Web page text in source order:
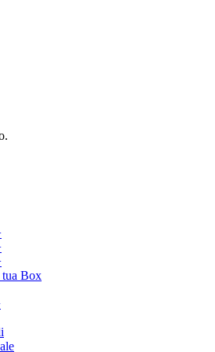
tua Box